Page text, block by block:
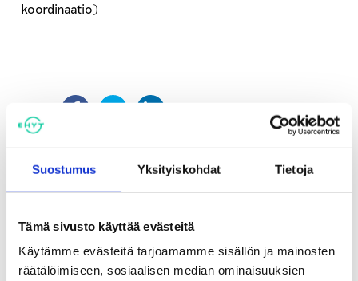
Suostumus Yksityiskohdat Tietoja
Tämä sivusto käyttää evästeitä
Käytämme evästeitä tarjoamamme sisällön ja mainosten
räätälöimiseen, sosiaalisen median ominaisuuksien
koordinaatio)
Tagit alkoholi lapset vanhemmat
Katso myös